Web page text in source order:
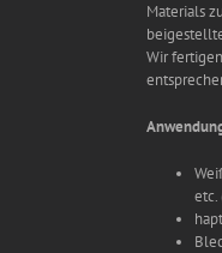
Materials
Wir
etc.